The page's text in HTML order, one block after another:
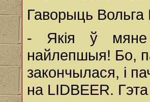
Гаворыць Вольга
- Якія ў мяне
найлепшыя! Бо,
закончылася, і
на LIDBEER.